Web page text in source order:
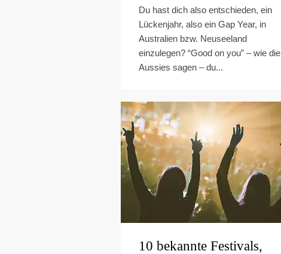
Du hast dich also entschieden, ein
Lückenjahr, also ein Gap Year, in
Australien bzw. Neuseeland
einzulegen? “Good on you” – wie die
Aussies sagen – du...
10 bekannte Festivals,